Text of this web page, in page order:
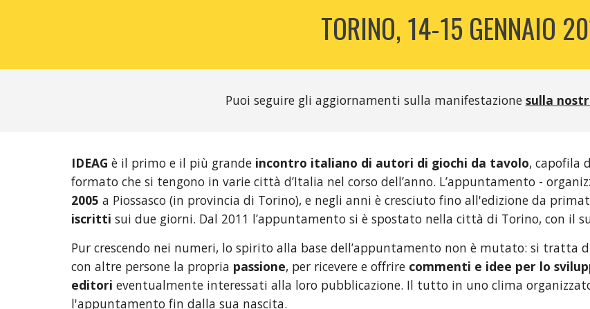
TORINO, 14-15 GENNAIO
Puoi seguire gli aggiornamenti sulla manifestazione sulla
IDEAG è il primo e il più grande incontro italiano di autori di giochi da tavolo, capofila
formato che si tengono in varie città d’Italia nel corso dell’anno. L’appuntamento -
2005 a Piossasco (in provincia di Torino), e negli anni è cresciuto fino all'edizione da
iscritti sui due giorni. Dal 2011 l’appuntamento si è spostato nella città di Torino, con il
Pur crescendo nei numeri, lo spirito alla base dell’appuntamento non è mutato: si tratta
con altre persone la propria passione, per ricevere e offrire commenti e idee per lo
editori eventualmente interessati alla loro pubblicazione. Il tutto in uno clima
l'appuntamento fin dalla sua nascita.